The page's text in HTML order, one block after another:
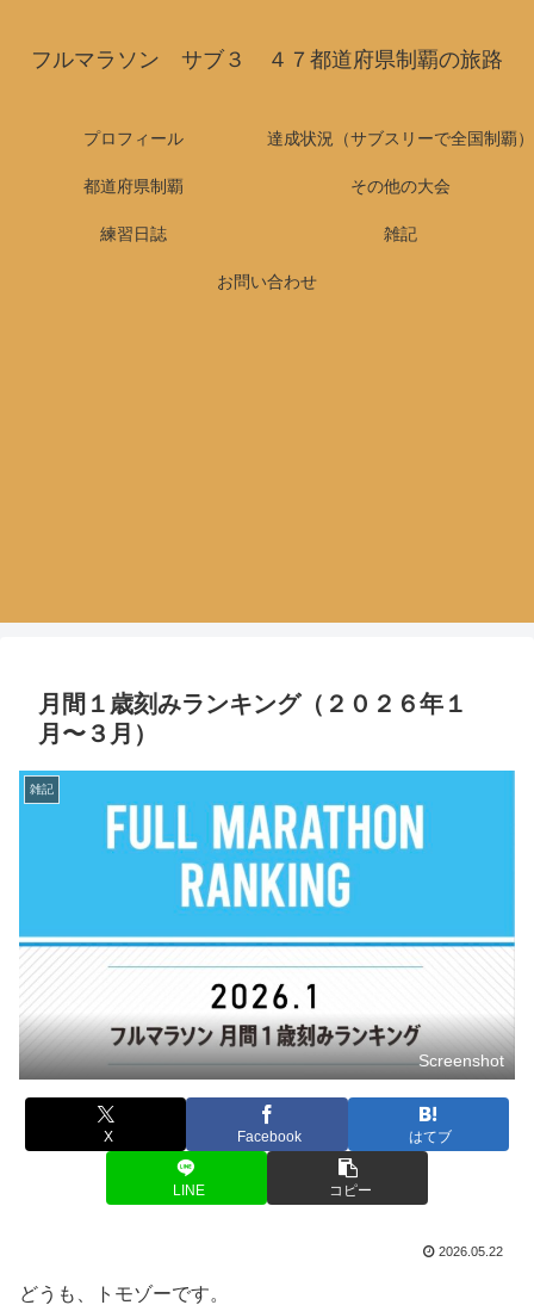
フルマラソン サブ３ ４７都道府県制覇の旅路
プロフィール 達成状況（サブスリーで全国制覇）
都道府県制覇 その他の大会
練習日誌 雑記
お問い合わせ
月間１歳刻みランキング（２０２６年１
月〜３月）
雑記
Screenshot
X Facebook はてブ
LINE コピー
2026.05.22
どうも、トモゾーです。